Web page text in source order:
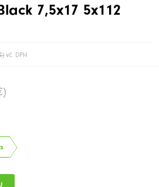
7,5x17 5x112
vč. DPH